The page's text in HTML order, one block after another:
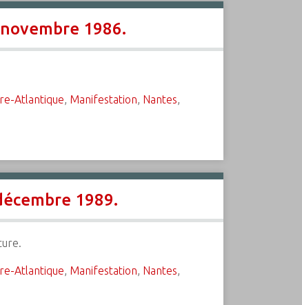
1986.
Atlantique, Manifestation, Nantes,
1989.
Atlantique, Manifestation, Nantes,